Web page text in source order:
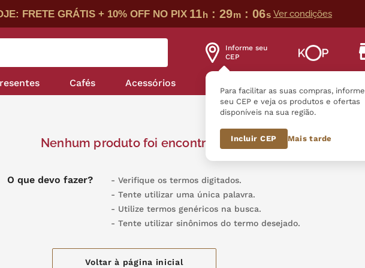
FRETE GRÁTIS + 10% OFF NO PIX 11h : 29m : 06s Ver condições
Informe seu
CEP
Para facilitar as suas compras, informe
seu CEP e veja os produtos e ofertas
disponíveis na sua região.
Incluir CEP Mais tarde
Cafés Acessórios
Nenhum produto foi encontrado
Verifique os termos digitados.
Tente utilizar uma única palavra.
Utilize termos genéricos na busca.
Tente utilizar sinônimos do termo desejado.
Voltar à página inicial